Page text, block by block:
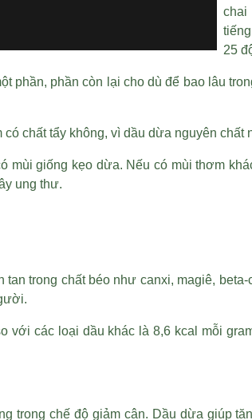
chai
25
phần, phần còn lại cho dù để bao lâu
chất tẩy không, vì dầu dừa nguyên
mùi giống kẹo dừa. Nếu có mùi thơm
ung thư.
trong chất béo như canxi, magiê,
các loại dầu khác là 8,6 kcal mỗi
trong chế độ giảm cân. Dầu dừa giúp